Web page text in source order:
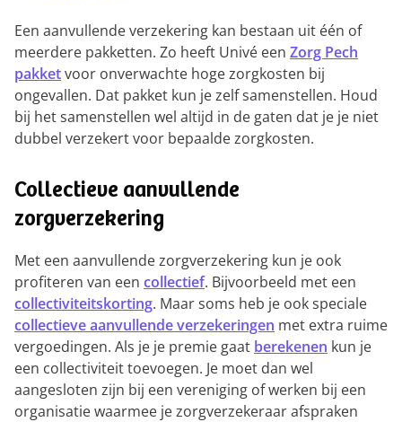
Een aanvullende verzekering kan bestaan uit één of
meerdere pakketten. Zo heeft Univé een Zorg Pech
pakketvoor onverwachte hoge zorgkosten bij
ongevallen. Dat pakket kun je zelf samenstellen. Houd
bij het samenstellen wel altijd in de gaten dat je je niet
dubbel verzekert voor bepaalde zorgkosten.
Collectieve aanvullende
zorgverzekering
Met een aanvullende zorgverzekering kun je ook
profiteren van een collectief. Bijvoorbeeld met een
collectiviteitskorting. Maar soms heb je ook speciale
collectieve aanvullende verzekeringen met extra ruime
vergoedingen. Als je je premie gaat berekenen kun je
een collectiviteit toevoegen. Je moet dan wel
aangesloten zijn bij een vereniging of werken bij een
organisatie waarmee je zorgverzekeraar afspraken